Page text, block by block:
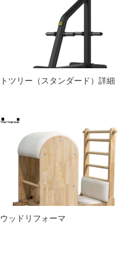
ツリー（スタンダード）詳細
ッドリフォーマ